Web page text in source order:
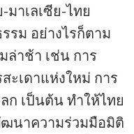
าเลเซีย-ไทย
รม อย่างไรก็ตาม
ล่าช้า เช่น การ
เดาแห่งใหม่ การ
ก เป็นต้น ทำให้ไทย
ฒนาความร่วมมือมิติ